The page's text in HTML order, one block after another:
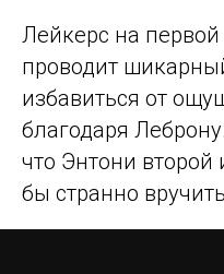
Лейкерс на
проводит
избавиться от
благодаря
что Энтони
бы странно